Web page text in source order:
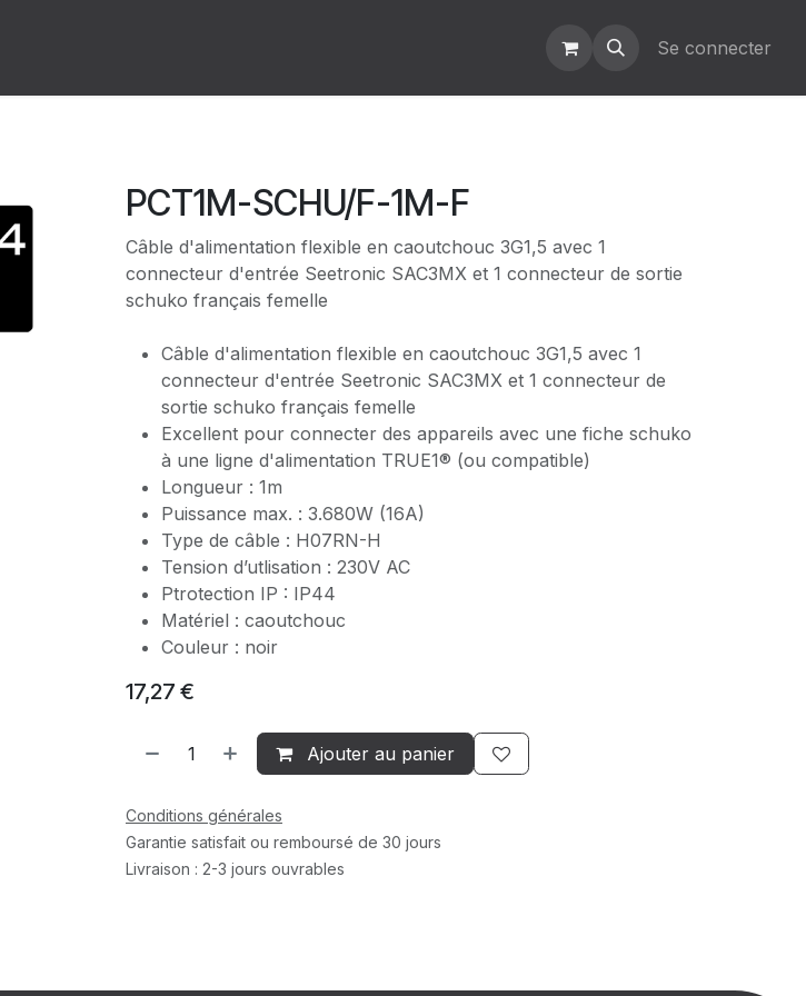
Se connecter
PCT1M-SCHU/F-1M-F
Câble d'alimentation flexible en caoutchouc 3G1,5 avec 1
connecteur d'entrée Seetronic SAC3MX et 1 connecteur de sortie
schuko français femelle
Câble d'alimentation flexible en caoutchouc 3G1,5 avec 1
connecteur d'entrée Seetronic SAC3MX et 1 connecteur de
sortie schuko français femelle
Excellent pour connecter des appareils avec une fiche schuko
à une ligne d'alimentation TRUE1® (ou compatible)
Longueur : 1m
Puissance max. : 3.680W (16A)
Type de câble : H07RN-H
Tension d’utlisation : 230V AC
Ptrotection IP : IP44
Matériel : caoutchouc
Couleur : noir
17,27 €
Ajouter au panier
Conditions générales
Garantie satisfait ou remboursé de 30 jours
Livraison : 2-3 jours ouvrables